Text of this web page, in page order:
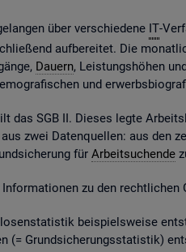
über ver­schie­de­ne IT-
auf­be­rei­tet. Die
Dau­ern, Leis­tungs­hö­hen
und
das SGB II. Die­ses legte
zwei Da­ten­quel­len: aus den
für Ar­beit­su­chen­de
zu den recht­li­chen
bei­spiels­wei­se
(= Grund­si­che­rungs­sta­tis­tik)